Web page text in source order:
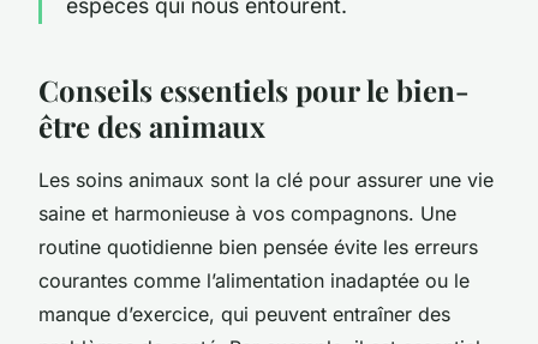
espèces qui nous entourent.
Conseils essentiels pour le bien-
être des animaux
Les soins animaux sont la clé pour assurer une vie
saine et harmonieuse à vos compagnons. Une
routine quotidienne bien pensée évite les erreurs
courantes comme l’alimentation inadaptée ou le
manque d’exercice, qui peuvent entraîner des